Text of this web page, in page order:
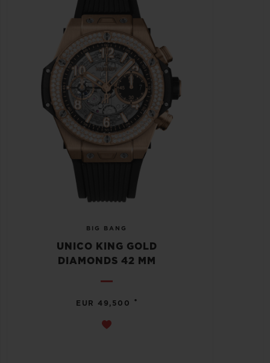
BIG BANG
UNICO KING GOLD
DIAMONDS 42 MM
EUR 49,500 •